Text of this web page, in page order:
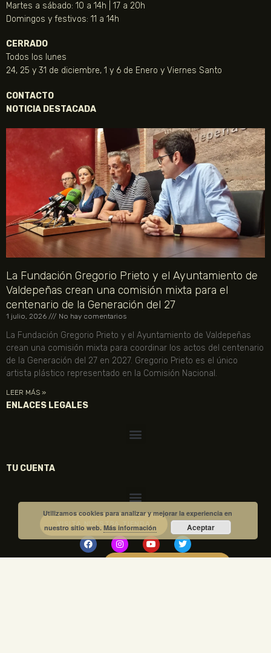
Martes a sábado: 10 a 14h | 17 a 20h
Domingos y festivos: 11 a 14h
CERRADO
Todos los lunes
24, 25 y 31 de diciembre, 1 y 6 de Enero y Viernes Santo
CONTACTO
NOTICIA DESTACADA
La Fundación Gregorio Prieto y el Ayuntamiento de
Valdepeñas crean una comisión mixta para el
centenario de la Generación del 27
1 julio, 2026 No hay comentarios
La Fundación Gregorio Prieto y el Ayuntamiento de Valdepeñas
crean una comisión mixta para coordinar los actos del centenario
de la Generación del 27 en 2027. Gregorio Prieto es el único
artista plástico representado en la Comisión Nacional.
LEER MÁS »
ENLACES LEGALES
TU CUENTA
VISITA NUESTRA TIENDA
Utilizamos cookies para analizar y mejorar la experiencia en
nuestro sitio web.Más información Aceptar